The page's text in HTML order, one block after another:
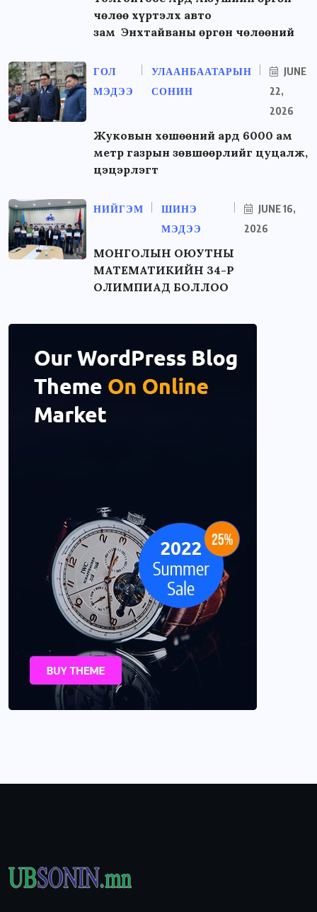
чөлөө хүртэлх авто
зам Энхтайваны өргөн чөлөөний
ГОЛ
МЭДЭЭ
УЛААНБААТАРЫН
СОНИН
JUNE
22,
2026
Жуковын хөшөөний ард 6000 ам
метр газрын зөвшөөрлийг цуцалж,
цэцэрлэгт
НИЙГЭМ
ШИНЭ
МЭДЭЭ
JUNE 16,
2026
МОНГОЛЫН ОЮУТНЫ
МАТЕМАТИКИЙН 34-Р
ОЛИМПИАД БОЛЛОО